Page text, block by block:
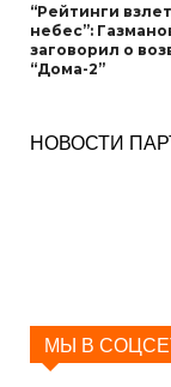
“Рейтинги
небес”:
заговорил о
“Дома-2”
НОВОСТИ
МЫ В